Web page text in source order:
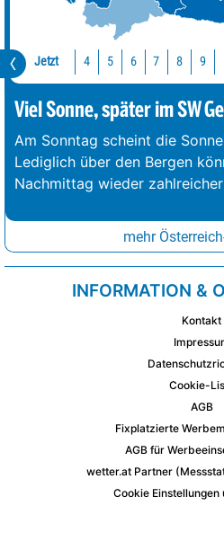
Jetzt 4 5 6 7 8 9
Viel Sonne, später im SW
Am Sonntag scheint die
Lediglich über den Bergen
Nachmittag wieder
mehr
INFORMATION &
Kontakt
Cookie-
AGB
Fixplatzierte
AGB für
wetter.at Partner
Cookie